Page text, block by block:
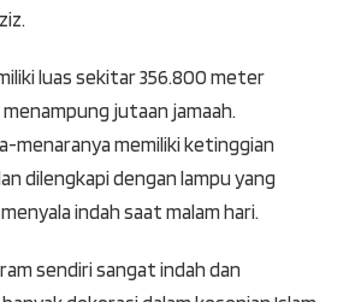
luas sekitar 356.800 meter
jutaan jamaah.
menaranya memiliki ketinggian
dilengkapi dengan lampu yang
indah saat malam hari.
sendiri sangat indah dan